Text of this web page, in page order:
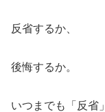
反省するか、
後悔するか。
いつまでも「反省